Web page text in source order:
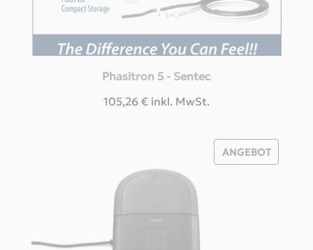
Phasitron 5 - Sentec
105,26 € inkl. MwSt.
ANGEBOT